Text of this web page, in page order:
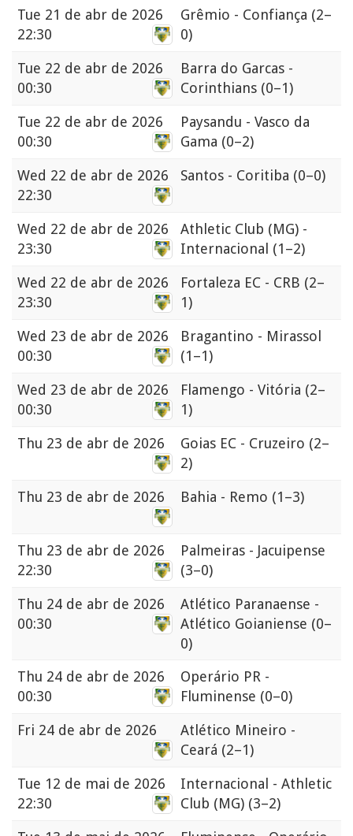
Tue 21 de abr de 2026
22:30
Grêmio - Confiança (2–
0)
Tue 22 de abr de 2026
00:30
Barra do Garcas -
Corinthians (0–1)
Tue 22 de abr de 2026
00:30
Paysandu - Vasco da
Gama (0–2)
Wed 22 de abr de 2026
22:30
Santos - Coritiba (0–0)
Wed 22 de abr de 2026
23:30
Athletic Club (MG) -
Internacional (1–2)
Wed 22 de abr de 2026
23:30
Fortaleza EC - CRB (2–
1)
Wed 23 de abr de 2026
00:30
Bragantino - Mirassol
(1–1)
Wed 23 de abr de 2026
00:30
Flamengo - Vitória (2–
1)
Thu 23 de abr de 2026 Goias EC - Cruzeiro (2–
2)
Thu 23 de abr de 2026 Bahia - Remo (1–3)
Thu 23 de abr de 2026
22:30
Palmeiras - Jacuipense
(3–0)
Thu 24 de abr de 2026
00:30
Atlético Paranaense -
Atlético Goianiense (0–
0)
Thu 24 de abr de 2026
00:30
Operário PR -
Fluminense (0–0)
Fri 24 de abr de 2026
Atlético Mineiro -
Ceará (2–1)
Tue 12 de mai de 2026
22:30
Internacional - Athletic
Club (MG) (3–2)